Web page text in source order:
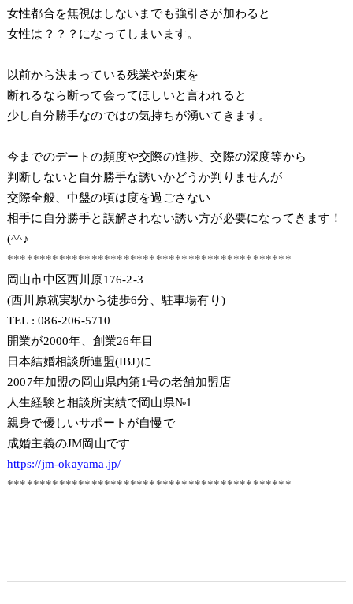
女性都合を無視はしないまでも強引さが加わると
女性は？？？になってしまいます。
以前から決まっている残業や約束を
断れるなら断って会ってほしいと言われると
少し自分勝手なのではの気持ちが湧いてきます。
今までのデートの頻度や交際の進捗、交際の深度等から
判断しないと自分勝手な誘いかどうか判りませんが
交際全般、中盤の頃は度を過ごさない
相手に自分勝手と誤解されない誘い方が必要になってきます！
(^^♪
********************************************
岡山市中区西川原176-2-3
(西川原就実駅から徒歩6分、駐車場有り)
TEL : 086-206-5710
開業が2000年、創業26年目
日本結婚相談所連盟(IBJ)に
2007年加盟の岡山県内第1号の老舗加盟店
人生経験と相談所実績で岡山県№1
親身で優しいサポートが自慢で
成婚主義のJM岡山です
https://jm-okayama.jp/
********************************************